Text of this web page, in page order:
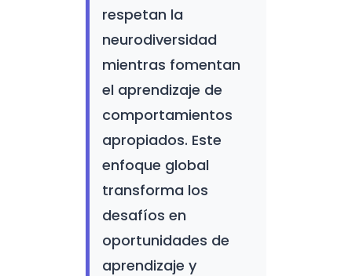
respetan la
neurodiversidad
mientras fomentan
el aprendizaje de
comportamientos
apropiados. Este
enfoque global
transforma los
desafíos en
oportunidades de
aprendizaje y